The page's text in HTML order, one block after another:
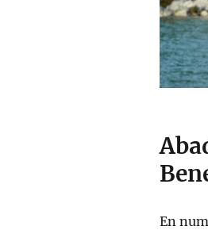
En